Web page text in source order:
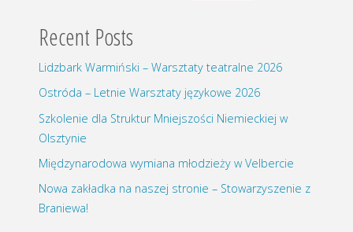
Recent Posts
Lidzbark Warmiński – Warsztaty teatralne 2026
Ostróda – Letnie Warsztaty językowe 2026
Szkolenie dla Struktur Mniejszości Niemieckiej w
Olsztynie
Międzynarodowa wymiana młodzieży w Velbercie
Nowa zakładka na naszej stronie – Stowarzyszenie z
Braniewa!